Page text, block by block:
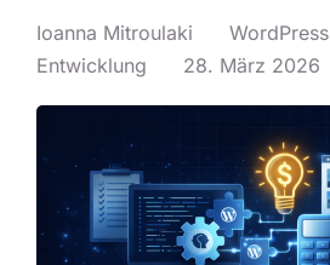
Ioanna Mitroulaki
WordPress
Entwicklung
28. März 2026